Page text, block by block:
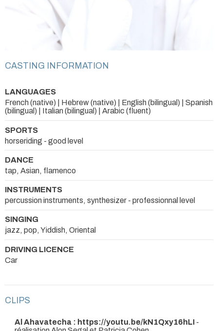
CASTING INFORMATION
LANGUAGES
French (native) | Hebrew (native) | English (bilingual) | Spanish
(bilingual) | Italian (bilingual) | Arabic (fluent)
SPORTS
horseriding - good level
DANCE
tap, Asian, flamenco
INSTRUMENTS
percussion instruments, synthesizer - professionnal level
SINGING
jazz, pop, Yiddish, Oriental
DRIVING LICENCE
Car
CLIPS
Al Ahavatecha : https://youtu.be/kN1Qxy16hLI -